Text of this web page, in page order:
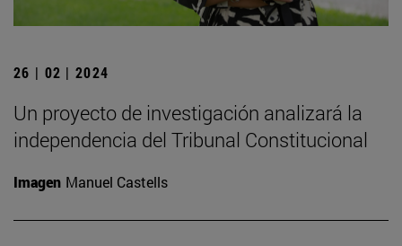
26 | 02 | 2024
Un proyecto de investigación analizará la
independencia del Tribunal Constitucional
Imagen Manuel Castells